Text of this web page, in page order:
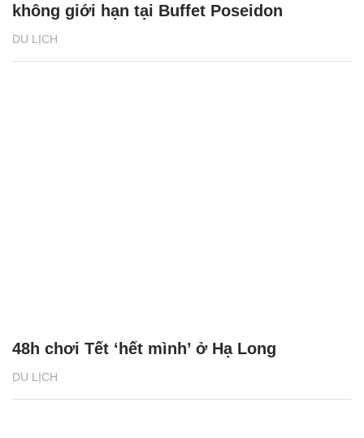
DU LỊCH
không giới hạn tại Buffet Poseidon
DU LỊCH
48h chơi Tết ‘hết mình’ ở Hạ Long